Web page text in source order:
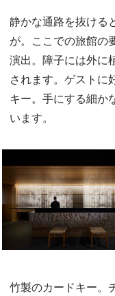
静かな通路を抜ける
が。ここでの旅館の
演出。障子には外に
されます。ゲストに
キー。手にする細か
います。
竹製のカードキー。